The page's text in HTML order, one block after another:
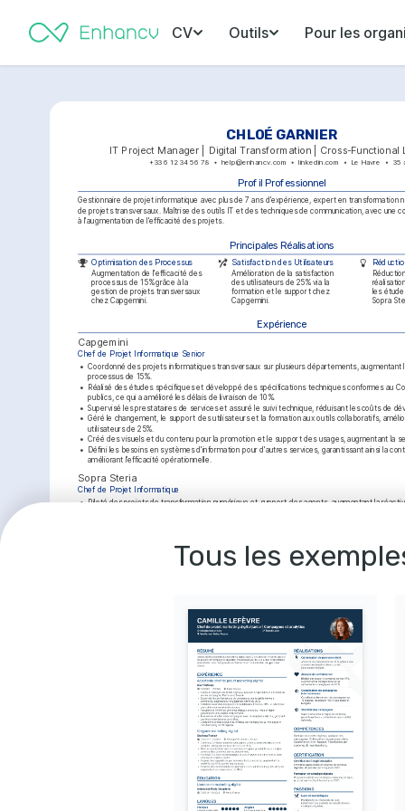
CV Outils Pour les
CHLOÉ GARNIER
IT Project Manager | Digital Transformation | Cross-Functional
+33 6 12 34 56 78 help@enhancv.com linkedin.com Le Havre 35
Profil Professionnel
Gestionnaire de projet informatique avec plus de 7 ans d'expérience, expert en transformation
de projets transversaux. Maîtrise des outils IT et des techniques de communication, avec une
à l'augmentation de l'efficacité des projets.
Principales Réalisations
Optimisation des Processus
Augmentation de l'efficacité des
processus de 15% grâce à la
gestion de projets transversaux
chez Capgemini.
Satisfaction des Utilisateurs
Amélioration de la satisfaction
des utilisateurs de 25% via la
formation et le support chez
Capgemini.
les
Sopra
Expérience
Capgemini
Chef de Projet Informatique Senior
• Coordonné des projets informatiques transversaux sur plusieurs départements, augmentant
processus de 15%.
• Réalisé des études spécifiques et développé des spécifications techniques conformes au
publics, ce qui a amélioré les délais de livraison de 10%.
• Supervisé les prestataires de services et assuré le suivi technique, réduisant les coûts de
• Géré le changement, le support des utilisateurs et la formation aux outils collaboratifs,
utilisateurs de 25%.
• Créé des visuels et du contenu pour la promotion et le support des usages, augmentant la
•
Défini les besoins en systèmes d'information pour d'autres services, garantissant ainsi la
améliorant l’efficacité opérationnelle.
Sopra Steria
Chef de Projet Informatique
• Piloté des projets de transformation numérique et support des agents, augmentant la
Échangé régulièrement avec des partenaires nationaux et d'autres communautés pour
Assuré la formation et le soutien des utilisateurs dans l'utilisation des outils numériques,
Participé à des études de faisabilité et cycle de vie de projets IT, garantissant le respect
Développé des spécifications pour les systèmes d'information conformes, facilitant
technologies dans l’écosystème existant.
Formation
Université Paris-Dauphine
Université de technologie de Compiègne
Licence Professionnelle en Informatique
Langues
Anglais Compétent
Courses
Formation à la gestion de projet par Coursera
Tous les